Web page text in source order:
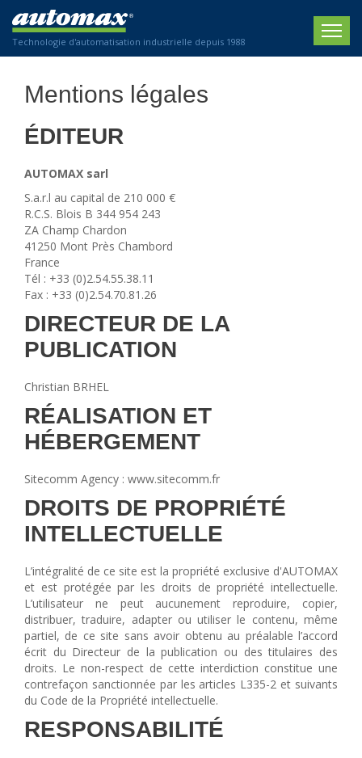
Technologie d'automatisation industrielle depuis 1988
ACCUEIL
Actionneurs électriques
Actionneurs normalisés
Actionneurs standardisés
Amortisseurs hydrauliques
Systèmes modulaires pneumatiques
Tables de translation
vérins rotatifs
Vérins sans tige
CONNECTIQUE
Joints tournants
CONTRÔLE DES FLUIDES
Auxiliaires de ligne
Électrovannes tous fluides
DISTRIBUTEURS
Commande à pédale
Commande électrique
Commande manuelle
Commande musculaire
Commande pneumatique
SECTEURS
Agriculture
Emballage / Étiquetage
Solutions personnalisées
Textiles
+33 0 254 553 811
Mentions légales
ÉDITEUR
AUTOMAX sarl
S.a.r.l au capital de 210 000 €
R.C.S. Blois B 344 954 243
ZA Champ Chardon
41250 Mont Près Chambord
France
Tél : +33 (0)2.54.55.38.11
Fax : +33 (0)2.54.70.81.26
DIRECTEUR DE LA
PUBLICATION
Christian BRHEL
RÉALISATION ET
HÉBERGEMENT
Sitecomm Agency : www.sitecomm.fr
DROITS DE PROPRIÉTÉ
INTELLECTUELLE
L’intégralité de ce site est la propriété exclusive d'AUTOMAX
et est protégée par les droits de propriété intellectuelle.
L’utilisateur ne peut aucunement reproduire, copier,
distribuer, traduire, adapter ou utiliser le contenu, même
partiel, de ce site sans avoir obtenu au préalable l’accord
écrit du Directeur de la publication ou des titulaires des
droits. Le non-respect de cette interdiction constitue une
contrefaçon sanctionnée par les articles L335-2 et suivants
du Code de la Propriété intellectuelle.
RESPONSABILITÉ